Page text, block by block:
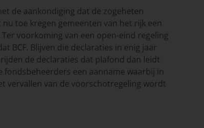
de aankondiging dat de zogeheten
toe kregen gemeenten van het rijk een
voorkoming van een open-eind regeling
BCF. Blijven die declaraties in enig jaar
de declaraties dat plafond dan leidt
fondsbeheerders een aanname waarbij in
vervallen van de voorschotregeling wordt